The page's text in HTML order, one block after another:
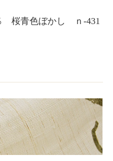
桜青色ぼかし ｎ-431